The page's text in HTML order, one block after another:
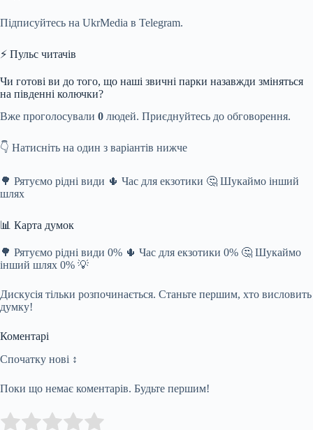
Підписуйтесь на UkrMedia в Telegram.
⚡ Пульс читачів
Чи готові ви до того, що наші звичні парки назавжди зміняться
на південні колючки?
Вже проголосували 0 людей. Приєднуйтесь до обговорення.
👇 Натисніть на один з варіантів нижче
🌳 Рятуємо рідні види 🌵 Час для екзотики 🤔 Шукаймо інший
шлях
📊 Карта думок
🌳 Рятуємо рідні види 0% 🌵 Час для екзотики 0% 🤔 Шукаймо
інший шлях 0% 💡
Дискусія тільки розпочинається. Станьте першим, хто висловить
думку!
Коментарі
Спочатку нові ↕
Поки що немає коментарів. Будьте першим!
Rate this item: